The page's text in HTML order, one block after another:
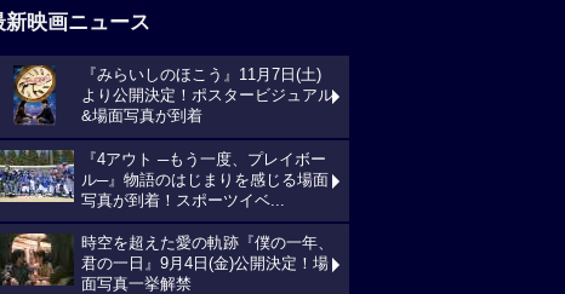
新映画ニュース
『みらいしのほこう』11月7日(土)
より公開決定！ポスタービジュアル
&場面写真が到着
『4アウト ─もう一度、プレイボー
ル─』物語のはじまりを感じる場面
写真が到着！スポーツイベ...
時空を超えた愛の軌跡『僕の一年、
君の一日』9月4日(金)公開決定！場
面写真一挙解禁